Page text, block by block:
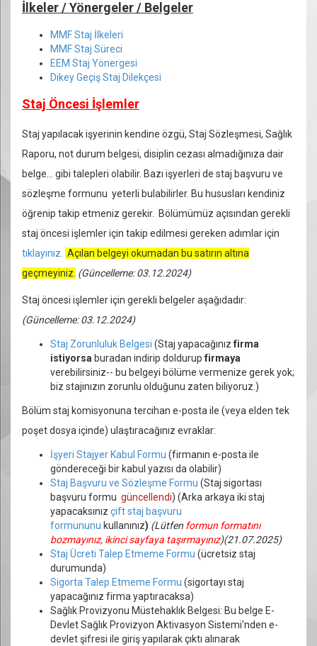
İlkeler / Yönergeler / Belgeler
MMF Staj İlkeleri
MMF Staj Süreci
EEM Staj Yönergesi
Dikey Geçiş Staj Dilekçesi
Staj Öncesi İşlemler
Staj yapılacak işyerinin kendine özgü, Staj Sözleşmesi, Sağlık
Raporu, not durum belgesi, disiplin cezası almadığınıza dair
belge... gibi talepleri olabilir. Bazı işyerleri de staj başvuru ve
sözleşme formunu yeterli bulabilirler. Bu hususları kendiniz
öğrenip takip etmeniz gerekir. Bölümümüz açısından gerekli
staj öncesi işlemler için takip edilmesi gereken adımlar için
tıklayınız.
Açılan belgeyi okumadan bu satırın altına
geçmeyiniz. (Güncelleme: 03.12.2024)
Staj öncesi işlemler için gerekli belgeler aşağıdadır:
(Güncelleme: 03.12.2024)
Staj Zorunluluk Belgesi (Staj yapacağınız firma
istiyorsa buradan indirip doldurup firmaya
verebilirsiniz-- bu belgeyi bölüme vermenize gerek yok;
biz stajınızın zorunlu olduğunu zaten biliyoruz.)
Bölüm staj komisyonuna tercihan e-posta ile (veya elden tek
poşet dosya içinde) ulaştıracağınız evraklar:
İşyeri Stajyer Kabul Formu (firmanın e-posta ile
göndereceği bir kabul yazısı da olabilir)
Staj Başvuru ve Sözleşme Formu (Staj sigortası
başvuru formu güncellendi) (Arka arkaya iki staj
yapacaksınız çift staj başvuru
formununu kullanınız) (Lütfen formun formatını
bozmayınız, ikinci sayfaya taşırmayınız)(21.07.2025)
Staj Ücreti Talep Etmeme Formu (ücretsiz staj
durumunda)
Sigorta Talep Etmeme Formu (sigortayı staj
yapacağınız firma yaptıracaksa)
Sağlık Provizyonu Müstehaklık Belgesi: Bu belge E-
Devlet Sağlık Provizyon Aktivasyon Sistemi'nden e-
devlet şifresi ile giriş yapılarak çıktı alınarak